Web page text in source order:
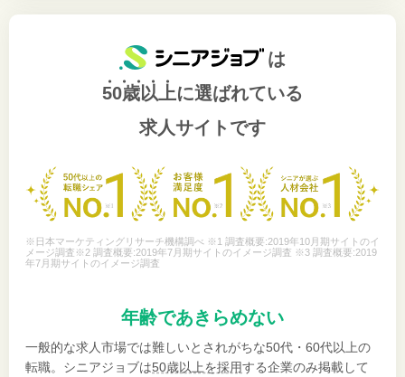
は
50歳以上に選ばれている
求人サイトです
※日本マーケティングリサーチ機構調べ ※1 調査概要:2019年10月期サイトのイ
メージ調査※2 調査概要:2019年7月期サイトのイメージ調査 ※3 調査概要:2019
年7月期サイトのイメージ調査
年齢であきらめない
一般的な求人市場では難しいとされがちな50代・60代以上の
転職。シニアジョブは50歳以上を採用する企業のみ掲載して